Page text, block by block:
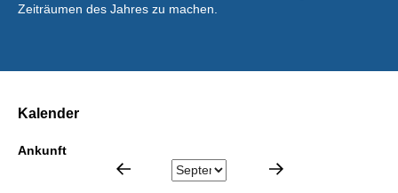
Zeiträumen des Jahres zu machen.
Kalender
Ankunft